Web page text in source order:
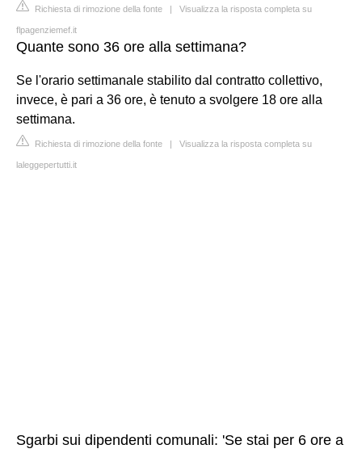
Richiesta di rimozione della fonte | Visualizza la risposta completa su
flpagenziemef.it
Quante sono 36 ore alla settimana?
Se l'orario settimanale stabilito dal contratto collettivo,
invece, è pari a 36 ore, è tenuto a svolgere 18 ore alla
settimana.
Richiesta di rimozione della fonte | Visualizza la risposta completa su
laleggepertutti.it
Sgarbi sui dipendenti comunali: 'Se stai per 6 ore a